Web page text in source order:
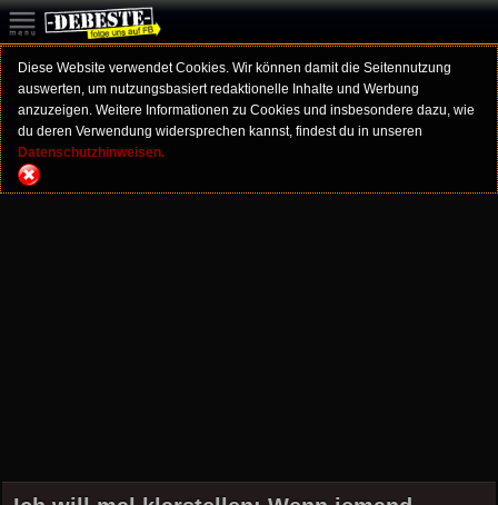
Diese Website verwendet Cookies. Wir können damit die Seitennutzung
auswerten, um nutzungsbasiert redaktionelle Inhalte und Werbung
anzuzeigen. Weitere Informationen zu Cookies und insbesondere dazu, wie
du deren Verwendung widersprechen kannst, findest du in unseren
Datenschutzhinweisen.